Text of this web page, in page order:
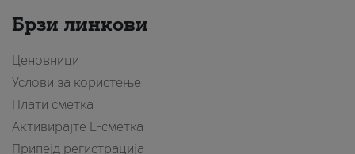
Брзи линкови
Ценовници
Услови за користење
Плати сметка
Активирајте Е-сметка
Припејд регистрација